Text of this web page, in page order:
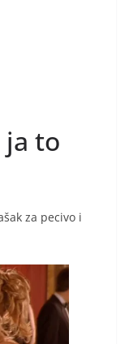
ja to
za pecivo i